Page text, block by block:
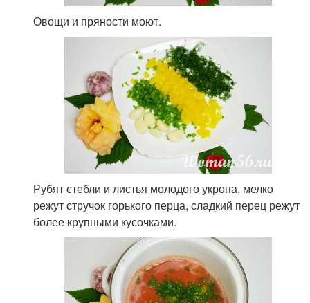
Овощи и пряности моют.
Рубят стебли и листья молодого укропа, мелко
режут стручок горького перца, сладкий перец режут
более крупными кусочками.